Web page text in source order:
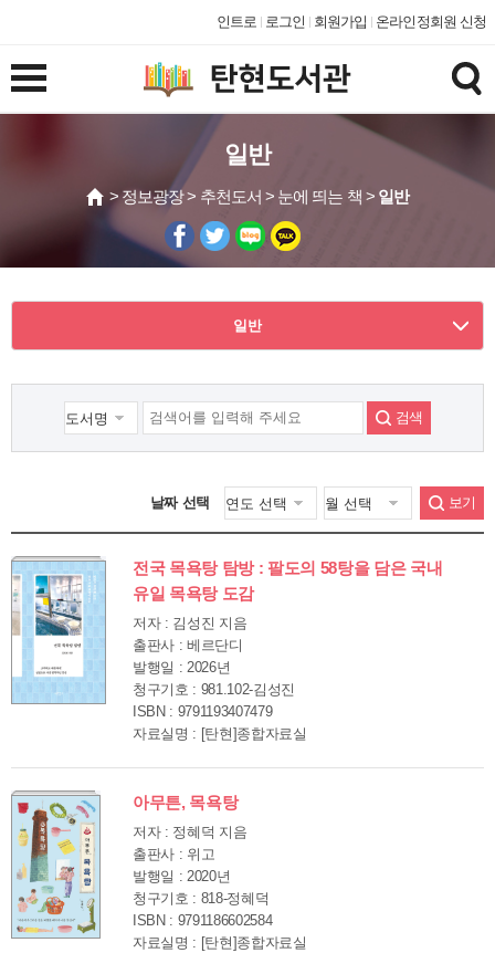
인트로 로그인 회원가입 온라인정회원 신청
일반
> 정보광장 > 추천도서 > 눈에 띄는 책 > 일반
일반
검색
날짜 선택 보기
전국 목욕탕 탐방 : 팔도의 58탕을 담은 국내
유일 목욕탕 도감
저자 : 김성진 지음
출판사 : 베르단디
발행일 : 2026년
청구기호 : 981.102-김성진
ISBN : 9791193407479
자료실명 : [탄현]종합자료실
아무튼, 목욕탕
저자 : 정혜덕 지음
출판사 : 위고
발행일 : 2020년
청구기호 : 818-정혜덕
ISBN : 9791186602584
자료실명 : [탄현]종합자료실